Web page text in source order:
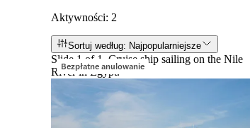
Aktywności: 2
Sortuj według: Najpopularniejsze
Bezpłatne anulowanie
Slide 1 of 1, Cruise ship sailing on the Nile
River in Egypt.